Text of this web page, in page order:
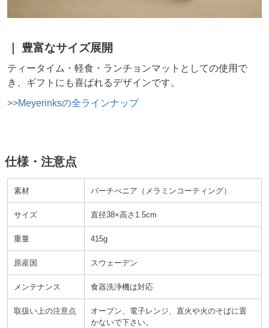
豊富なサイズ展開
ティータイム・軽食・ランチョンマットとしての使用で
き、ギフトにも喜ばれるデザインです。
Meyerinksの全ラインナップ
仕様・注意点
素材 バーチべニア メラミンコーティング
サイズ 直径38×高さ1.5cm
重量 415g
原産国 スウェーデン
メンテナンス 食器洗浄機は対応
取扱い上の注意点
オーブン、電子レンジ、直火や火のそばに置
かないで下さい。